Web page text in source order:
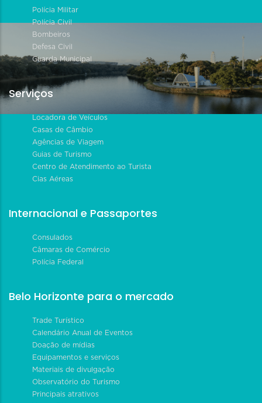
Polícia Militar
Polícia Civil
Bombeiros
Defesa Civil
Guarda Municipal
Serviços
Locadora de Veículos
Casas de Câmbio
Agências de Viagem
Guias de Turismo
Centro de Atendimento ao Turista
Cias Aéreas
Internacional e Passaportes
Consulados
Câmaras de Comércio
Polícia Federal
Belo Horizonte para o mercado
Trade Turístico
Calendário Anual de Eventos
Doação de mídias
Equipamentos e serviços
Materiais de divulgação
Observatório do Turismo
Principais atrativos